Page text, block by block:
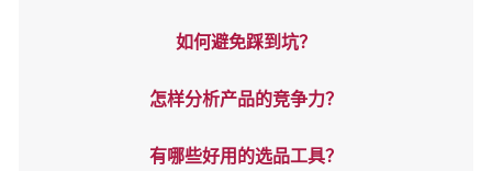
如何避免踩到坑？
怎样分析产品的竞争力？
有哪些好用的选品工具？